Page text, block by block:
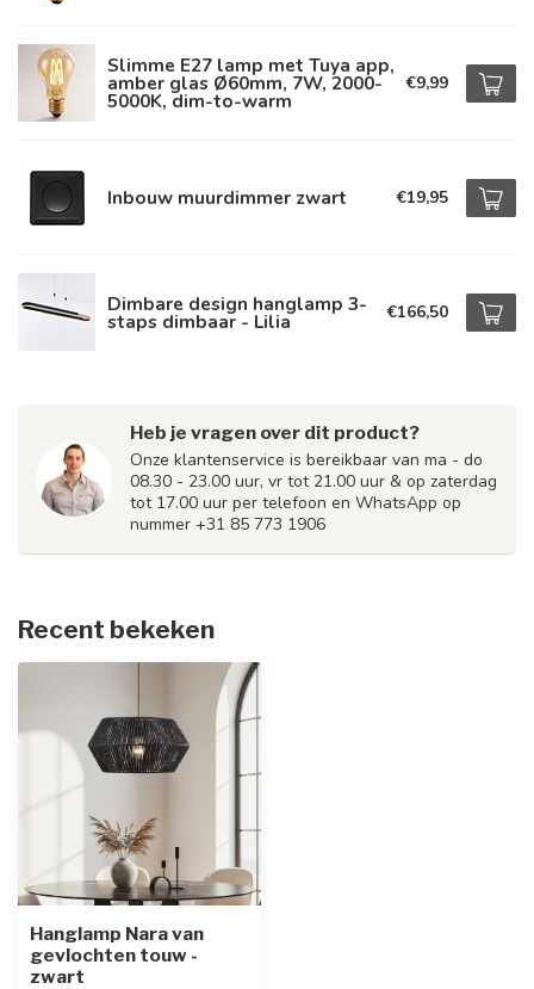
Slimme E27 lamp met Tuya app,
amber glas Ø60mm, 7W, 2000-
5000K, dim-to-warm
€9,99
Inbouw muurdimmer zwart €19,95
Dimbare design hanglamp 3-
staps dimbaar - Lilia €166,50
Heb je vragen over dit product?
Onze klantenservice is bereikbaar van ma - do
08.30 - 23.00 uur, vr tot 21.00 uur & op zaterdag
tot 17.00 uur per telefoon en WhatsApp op
nummer +31 85 773 1906
Recent bekeken
Hanglamp Nara van
gevlochten touw -
zwart